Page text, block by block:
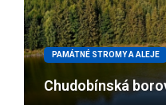
PAMÁTNÉ STROMY A ALEJE
Chudobínská